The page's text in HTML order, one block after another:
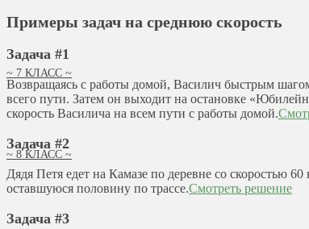
~ 7 КЛАСС ~
~ 8 КЛАСС ~
Примеры задач на среднюю скорость
Задача #1
Возвращаясь с работы домой, Василич быстрым
всего пути. Затем он выходит на остановке
скорость Василича на всем пути с работы домой.
Задача #2
Дядя Петя едет на Камазе по деревне со скоростью
оставшуюся половину по трассе.Смотреть решение
Задача #3